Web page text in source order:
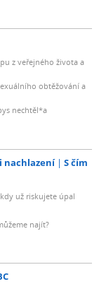
z veřejného života a
obtěžování a
nechtěl*a
nachlazení
S čím
už riskujete úpal
najít?